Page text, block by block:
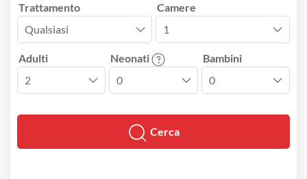
Trattamento Camere
Adulti Neonati Bambini
Cerca